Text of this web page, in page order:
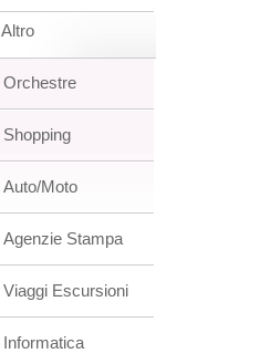
Altro
Orchestre
Shopping
Auto/Moto
Agenzie Stampa
Viaggi Escursioni
Informatica